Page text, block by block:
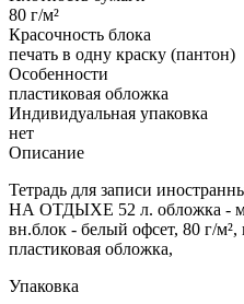
80 г/м²
Красочность блока
печать в одну краску (пантон)
Особенности
пластиковая обложка
Индивидуальная упаковка
нет
Описание
Тетрадь для записи
НА ОТДЫХЕ 52 л. обложка -
вн.блок - белый офсет, 80 г/
пластиковая обложка,
Упаковка